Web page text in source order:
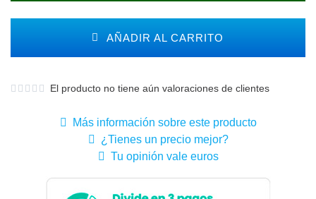
AÑADIR AL CARRITO
El producto no tiene aún valoraciones de clientes
Más información sobre este producto
¿Tienes un precio mejor?
Tu opinión vale euros